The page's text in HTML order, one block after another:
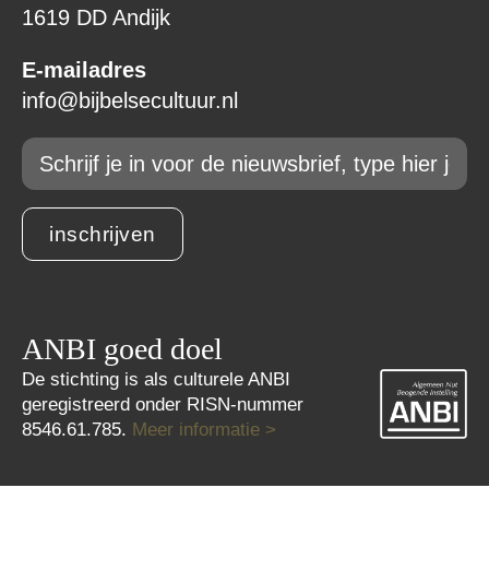
1619 DD Andijk
E-mailadres
info@bijbelsecultuur.nl
Email
inschrijven
ANBI goed doel
De stichting is als culturele ANBI
geregistreerd onder RISN-nummer
8546.61.785. Meer informatie >